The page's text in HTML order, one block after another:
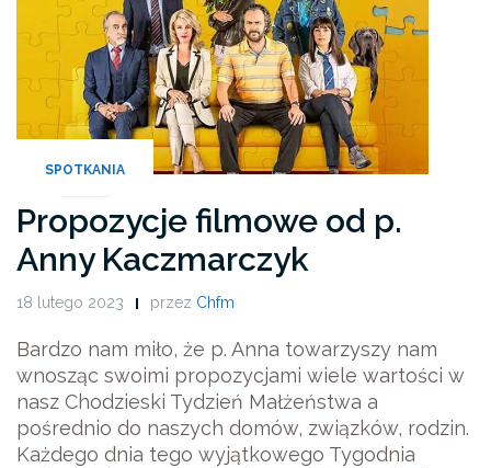
SPOTKANIA
Propozycje filmowe od p.
Anny Kaczmarczyk
18 lutego 2023 przez Chfm
Bardzo nam miło, że p. Anna towarzyszy nam
wnosząc swoimi propozycjami wiele wartości w
nasz Chodzieski Tydzień Małżeństwa a
pośrednio do naszych domów, związków, rodzin.
Każdego dnia tego wyjątkowego Tygodnia